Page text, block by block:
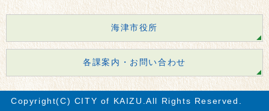
海津市役所
各課案内・お問い合わせ
Copyright(C) CITY of KAIZU.All Rights Reserved.